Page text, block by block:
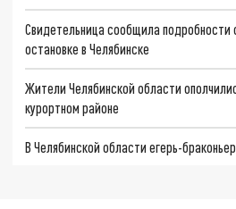
Свидетельница сообщила подробности
остановке в Челябинске
Жители Челябинской области
курортном районе
В Челябинской области егерь-